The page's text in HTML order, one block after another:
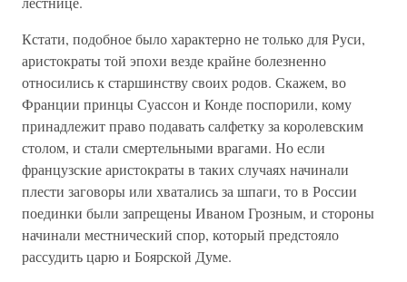
Кстати, подобное было характерно не только для Руси,
аристократы той эпохи везде крайне болезненно
относились к старшинству своих родов. Скажем, во
Франции принцы Суассон и Конде поспорили, кому
принадлежит право подавать салфетку за королевским
столом, и стали смертельными врагами. Но если
французские аристократы в таких случаях начинали
плести заговоры или хватались за шпаги, то в России
поединки были запрещены Иваном Грозным, и стороны
начинали местнический спор, который предстояло
рассудить царю и Боярской Думе.